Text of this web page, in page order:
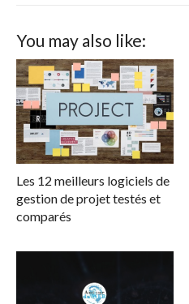
You may also like:
Les 12 meilleurs logiciels de
gestion de projet testés et
comparés